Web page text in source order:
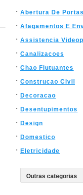
Abertura De Portas
Afagamentos E
Assistencia
Canalizacoes
Chao Flutuantes
Construcao Civil
Decoracao
Desentupimentos
Design
Domestico
Eletricidade